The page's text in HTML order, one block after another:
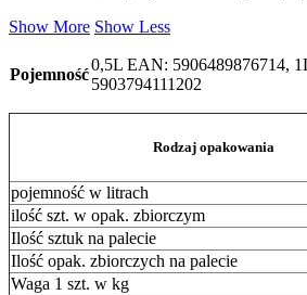
Show More Show Less
Pojemność
0,5L EAN: 5906489876714,
5903794111202
Rodzaj opakowania
pojemność w litrach
ilość szt. w opak. zbiorczym
Ilość sztuk na palecie
Ilość opak. zbiorczych na palecie
Waga 1 szt. w kg